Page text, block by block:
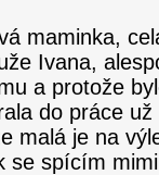
maminka,
Ivana,
a protože
do práce
malá je na
se spícím